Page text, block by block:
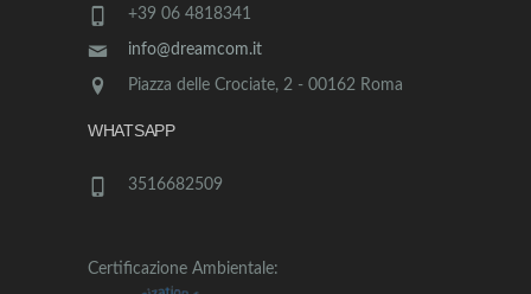
+39 06 4818341
info@dreamcom.it
Piazza delle Crociate, 2 - 00162 Roma
WHATSAPP
3516682509
Certificazione Ambientale: